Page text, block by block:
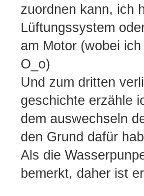
zuordnen kann, ich
Lüftungssystem
am Motor (wobei
O_o)
Und zum dritten
geschichte erzähle
dem auswechseln
den Grund dafür
Als die
bemerkt, daher ist